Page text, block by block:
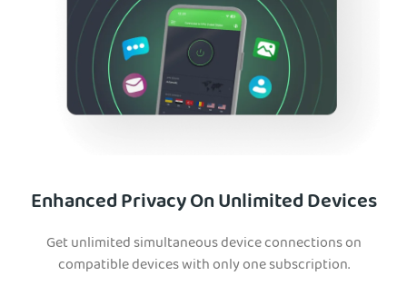
Enhanced Privacy On Unlimited Devices
Get unlimited simultaneous device connections on
compatible devices with only one subscription.